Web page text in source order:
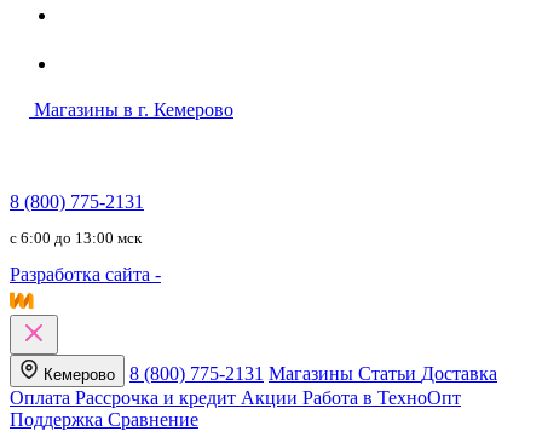
Магазины в г. Кемерово
8 (800) 775-2131
c 6:00 до 13:00 мск
Разработка сайта -
Кемерово 8 (800) 775-2131 Магазины Статьи Доставка
Оплата Рассрочка и кредит Акции Работа в ТехноОпт
Поддержка Сравнение